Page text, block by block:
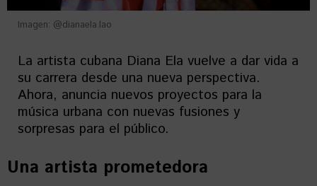
Imagen: @dianaela.lao
La artista cubana Diana Ela vuelve a dar vida a
su carrera desde una nueva perspectiva.
Ahora, anuncia nuevos proyectos para la
música urbana con nuevas fusiones y
sorpresas para el público.
Una artista prometedora